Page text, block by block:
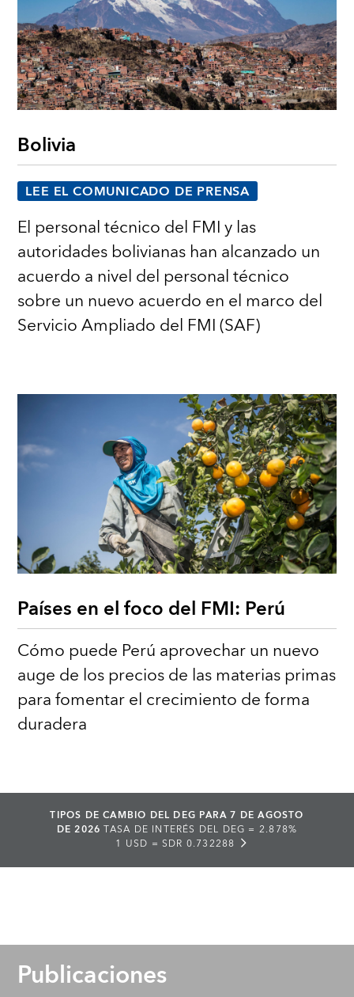
Bolivia
LEE EL COMUNICADO DE PRENSA
El personal técnico del FMI y las
autoridades bolivianas han alcanzado un
acuerdo a nivel del personal técnico
sobre un nuevo acuerdo en el marco del
Servicio Ampliado del FMI (SAF)
Países en el foco del FMI: Perú
Cómo puede Perú aprovechar un nuevo
auge de los precios de las materias primas
para fomentar el crecimiento de forma
duradera
TIPOS DE CAMBIO DEL DEG PARA 7 DE AGOSTO
DE 2026 TASA DE INTERÉS DEL DEG = 2.878%
1 USD = SDR 0.732288
Publicaciones